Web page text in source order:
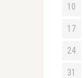
10
17
24
31